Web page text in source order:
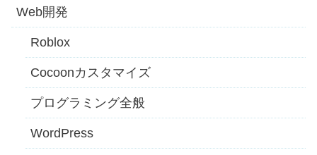
Web開発
Roblox
Cocoonカスタマイズ
プログラミング全般
WordPress